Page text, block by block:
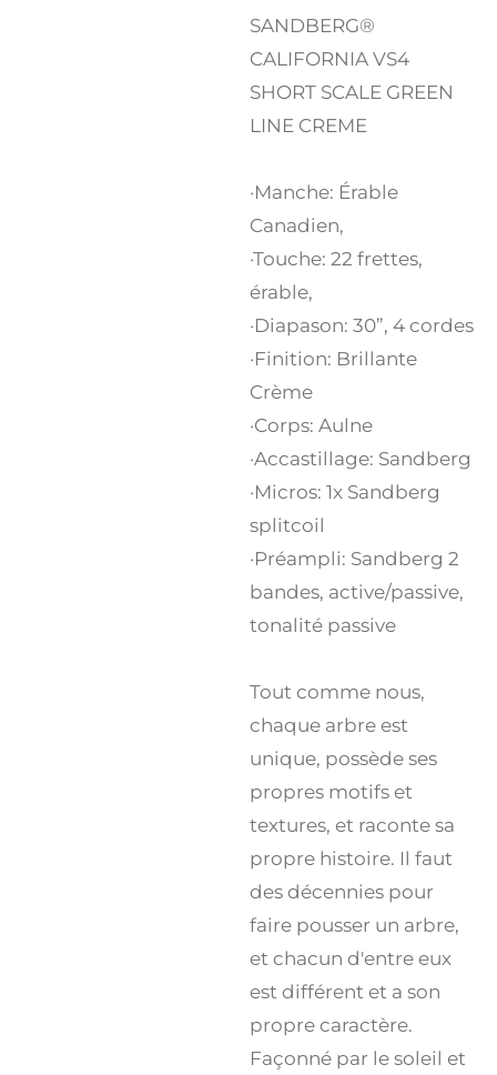
SANDBERG®
CALIFORNIA VS4
SHORT SCALE GREEN
LINE CREME
·Manche: Érable
Canadien,
·Touche: 22 frettes,
érable,
·Diapason: 30”, 4 cordes
·Finition: Brillante
Crème
·Corps: Aulne
·Accastillage: Sandberg
·Micros: 1x Sandberg
splitcoil
·Préampli: Sandberg 2
bandes, active/passive,
tonalité passive
Tout comme nous,
chaque arbre est
unique, possède ses
propres motifs et
textures, et raconte sa
propre histoire. Il faut
des décennies pour
faire pousser un arbre,
et chacun d'entre eux
est différent et a son
propre caractère.
Façonné par le soleil et